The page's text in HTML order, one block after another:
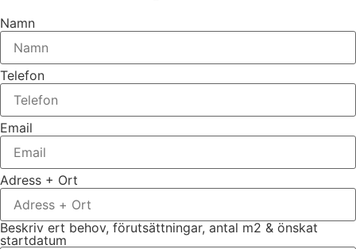
Namn
Telefon
Email
Adress + Ort
Beskriv ert behov, förutsättningar, antal m2 & önskat
startdatum